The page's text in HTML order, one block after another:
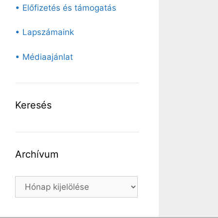
• Előfizetés és támogatás
• Lapszámaink
• Médiaajánlat
Keresés
Archívum
Archívum